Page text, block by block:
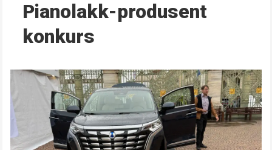
Pianolakk-produsent
konkurs